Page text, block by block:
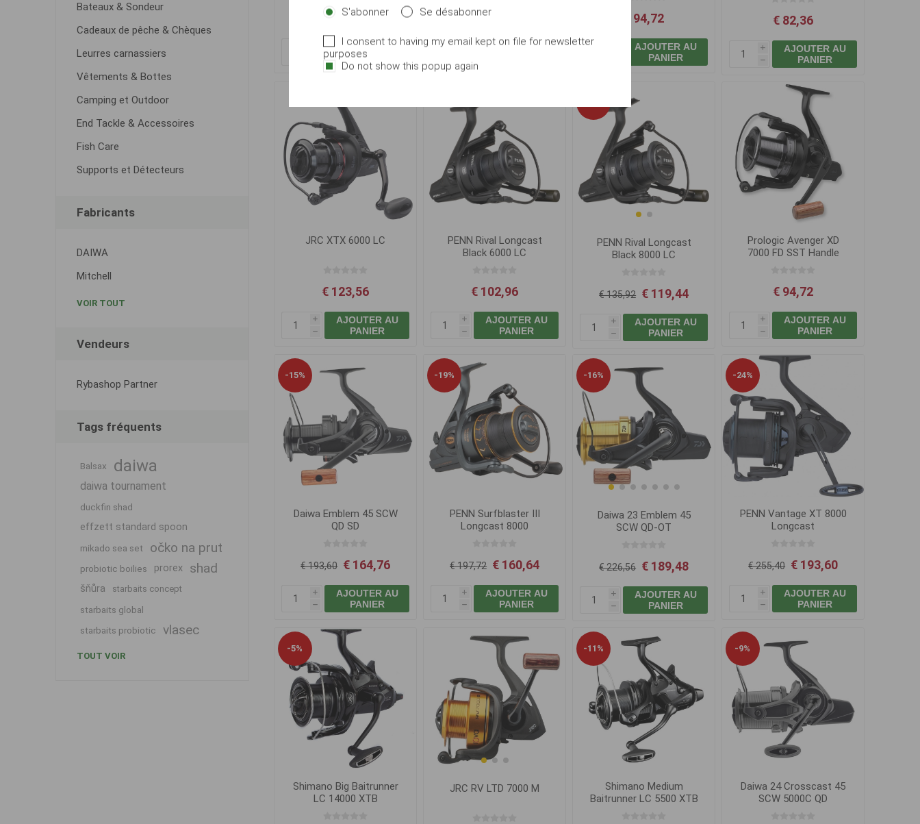
€ 102,96
AJOUTER AU
PANIER
AJOUTER AU
€ 94,72
AJOUTER AU
PANIER
€ 82,36
i
h
AJOUTER AU
PANIER
JRC XTX 6000 LC
€ 123,56
i
h
AJOUTER AU
PANIER
PENN Rival Longcast
Black 6000 LC
€ 102,96
i
h
AJOUTER AU
PANIER
PENN Rival Longcast
Black 8000 LC
€ 135,92 € 119,44
i
h
AJOUTER AU
PANIER
Prologic Avenger XD
7000 FD SST Handle
€ 94,72
i
h
AJOUTER AU
PANIER
-15%
Daiwa Emblem 45 SCW
QD SD
€ 193,60 € 164,76
i
h
AJOUTER AU
PANIER
-19%
PENN Surfblaster III
Longcast 8000
€ 197,72 € 160,64
i
h
AJOUTER AU
PANIER
-16%
Daiwa 23 Emblem 45
SCW QD-OT
€ 226,56 € 189,48
i
h
AJOUTER AU
PANIER
-24%
PENN Vantage XT 8000
Longcast
€ 255,40 € 193,60
i
h
AJOUTER AU
PANIER
-5%
Shimano Big Baitrunner
LC 14000 XTB
JRC RV LTD 7000 M
-11%
Shimano Medium
Baitrunner LC 5500 XTB
-9%
Daiwa 24 Crosscast 45
SCW 5000C QD
Bateaux & Sondeur
Cadeaux de pêche & Chèques
Leurres carnassiers
Vêtements & Bottes
Camping et Outdoor
End Tackle & Accessoires
Fish Care
Supports et Détecteurs
Fabricants
DAIWA
Mitchell
VOIR TOUT
Vendeurs
Rybashop Partner
Tags fréquents
Balsax daiwa
daiwa tournament
duckfin shad
effzett standard spoon
mikado sea set očko na prut
probiotic boilies prorex shad
šňůra starbaits concept
starbaits global
starbaits probiotic
vlasec
TOUT VOIR
S'abonner Se désabonner
I consent to having my email kept on file for newsletter
purposes
Do not show this popup again